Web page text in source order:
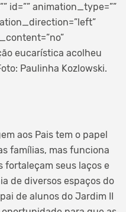
id=”” animation_type=””
eucarística acolheu
Paulinha Kozlowski.
aos Pais tem o papel
famílias, mas funciona
fortaleçam seus laços e
de diversos espaços do
de alunos do Jardim II